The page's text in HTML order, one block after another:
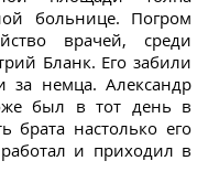
больнице. Погром
врачей, среди
Бланк. Его забили
немца. Александр
был в тот день в
брата настолько его
и приходил в